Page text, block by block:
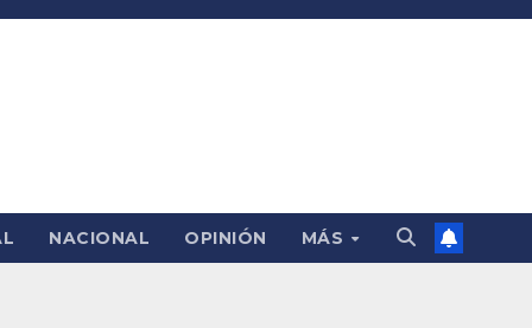
NACIONAL OPINIÓN MÁS